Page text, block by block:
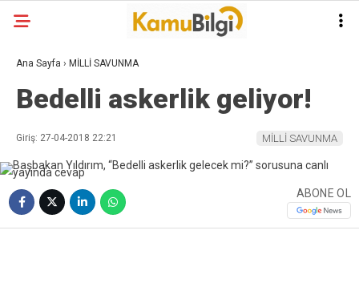
Ana Sayfa › MİLLİ SAVUNMA
Bedelli askerlik geliyor!
Giriş: 27-04-2018 22:21 MİLLİ SAVUNMA
ABONE OL